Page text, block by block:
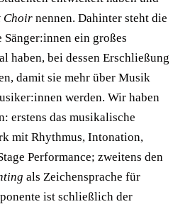
Choirnennen. Dahinter steht die
Sänger:innen ein großes
haben, bei dessen Erschließung
damit sie mehr über Musik
werden. Wir haben
erstens das musikalische
mit Rhythmus, Intonation,
Performance; zweitens den
als Zeichensprache für
ist schließlich der